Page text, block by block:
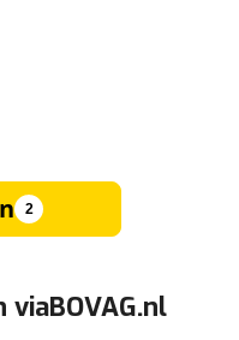
2
viaBOVAG.nl